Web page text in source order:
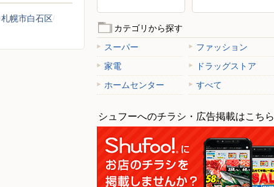
札幌市白石区
カテゴリから探す
スーパー
ファッション
家電
ドラッグストア
ホームセンター
すべて
シュフーへのチラシ・広告掲載はこちら